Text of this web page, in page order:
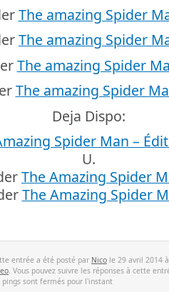
The amazing Spider
The amazing Spider
The amazing Spider
The amazing Spider
Deja Dispo:
Spider Man –
U.
The Amazing Spider
The Amazing Spider
entrée a été posté par Nico le 29 avril 2014
. Vous pouvez suivre les réponses à cette
pings sont fermés pour l'instant